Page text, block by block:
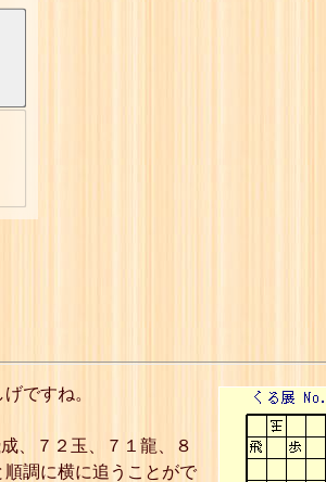
ですね。
、７２玉、７１龍、８
調に横に追うことがで